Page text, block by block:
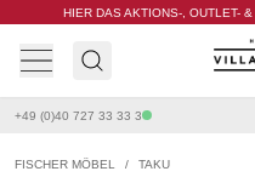
HIER DAS AKTIONS-, OUTLET-
Villa
+49 (0)40 727 33 33 3
FISCHER MÖBEL / TAKU